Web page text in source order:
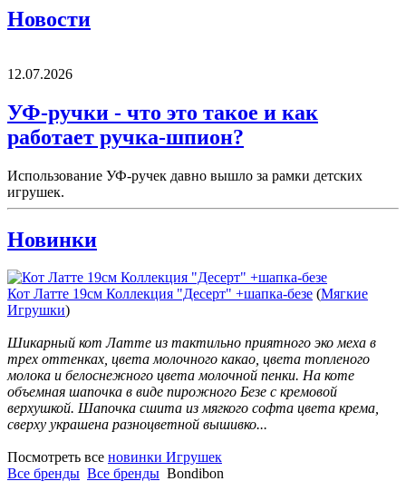
Новости
12.07.2026
УФ-ручки - что это такое и как
работает ручка-шпион?
Использование УФ-ручек давно вышло за рамки детских
игрушек.
Новинки
Кот Латте 19см Коллекция "Десерт" +шапка-безе (Мягкие
Игрушки)
Шикарный кот Латте из тактильно приятного эко меха в
трех оттенках, цвета молочного какао, цвета топленого
молока и белоснежного цвета молочной пенки. На коте
объемная шапочка в виде пирожного Безе с кремовой
верхушкой. Шапочка сшита из мягкого софта цвета крема,
сверху украшена разноцветной вышивко...
Посмотреть все новинки Игрушек
Все бренды Все бренды Bondibon